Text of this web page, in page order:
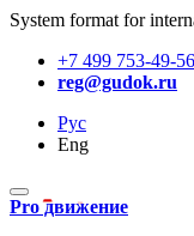
System format for
+7 499 753-49-56
reg@gudok.ru
Рус
Eng
Pro движение